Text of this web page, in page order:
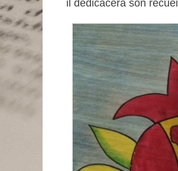
il dédicacera son recueil